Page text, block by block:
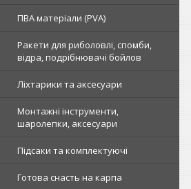
ПВА матеріали (PVA)
Ракети для риболовлі, спомби,
відра, подрібнювачі бойлов
Ліхтарики та аксесуари
Монтажні інструменти,
шаролепки, аксесуари
Підсаки та комплектуючі
Готова снасть на карпа